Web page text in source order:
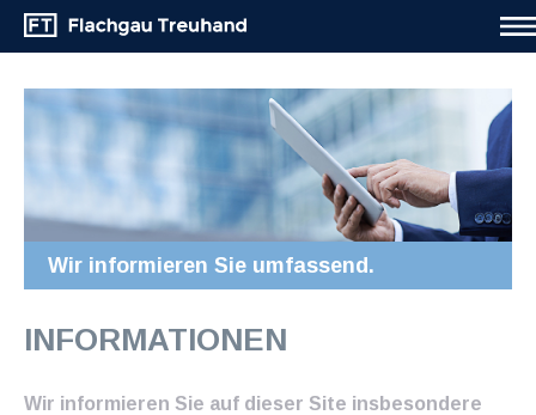
Wir informieren Sie umfassend.
INFORMATIONEN
Wir informieren Sie auf dieser Site insbesondere